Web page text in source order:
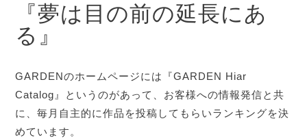
『夢は目の前の延長にあ
る』
GARDENのホームページには『GARDEN Hiar
Catalog』というのがあって、お客様への情報発信と共
に、毎月自主的に作品を投稿してもらいランキングを決
めています。